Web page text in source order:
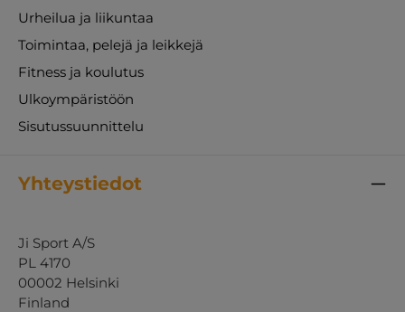
Urheilua ja liikuntaa
Toimintaa, pelejä ja leikkejä
Fitness ja koulutus
Ulkoympäristöön
Sisutussuunnittelu
Yhteystiedot
Ji Sport A/S
PL 4170
00002 Helsinki
Finland